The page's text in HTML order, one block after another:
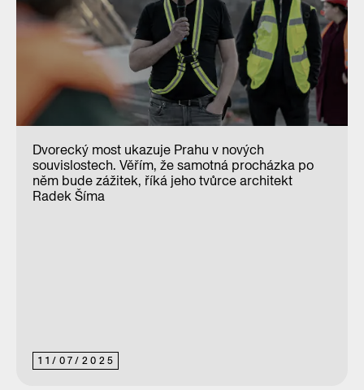
11/ 07/ 2025
Dvorecký most ukazuje Prahu v nových
souvislostech. Věřím, že samotná procházka po
něm bude zážitek, říká jeho tvůrce architekt
Radek Šíma